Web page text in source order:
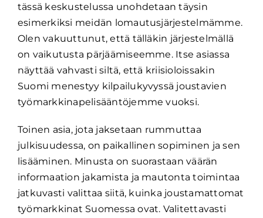
tässä keskustelussa unohdetaan täysin
esimerkiksi meidän lomautusjärjestelmämme.
Olen vakuuttunut, että tälläkin järjestelmällä
on vaikutusta pärjäämiseemme. Itse asiassa
näyttää vahvasti siltä, että kriisioloissakin
Suomi menestyy kilpailukyvyssä joustavien
työmarkkinapelisääntöjemme vuoksi.
Toinen asia, jota jaksetaan rummuttaa
julkisuudessa, on paikallinen sopiminen ja sen
lisääminen. Minusta on suorastaan väärän
informaation jakamista ja mautonta toimintaa
jatkuvasti valittaa siitä, kuinka joustamattomat
työmarkkinat Suomessa ovat. Valitettavasti